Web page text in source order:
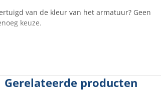
van de kleur van het armatuur? Geen
keuze.
Gerelateerde producten